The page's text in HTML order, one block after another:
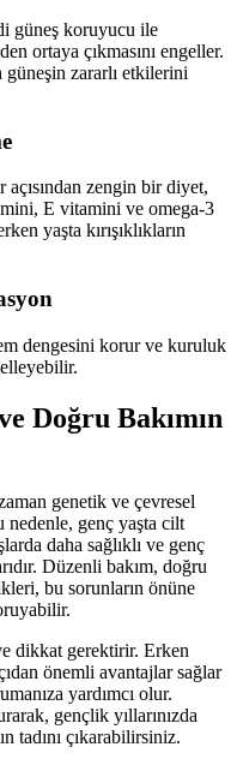
güneş koruyucu ile
ortaya çıkmasını engeller.
zararlı etkilerini
zengin bir diyet,
E vitamini ve omega-3
yaşta kırışıklıkların
dengesini korur ve kuruluk
Doğru Bakımın
genetik ve çevresel
genç yaşta cilt
daha sağlıklı ve genç
Düzenli bakım, doğru
bu sorunların önüne
dikkat gerektirir. Erken
önemli avantajlar sağlar
yardımcı olur.
gençlik yıllarınızda
tadını çıkarabilirsiniz.